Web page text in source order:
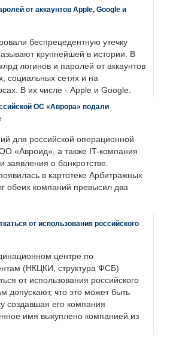
от аккаунтов Apple, Google и
беспрецедентную утечку
крупнейшей в истории. В
логинов и паролей от аккаунтов
социальных сетях и на
В их числе - Apple и Google.
ОС «Аврора» подали
для российской операционной
«Авроид», а также IT-компания
о банкротстве.
в картотеке Арбитражных
обеих компаний превысил два
от использования российского
центре по
(НКЦКИ, структура ФСБ)
от использования российского
допускают, что это может быть
создавшая его компания
имя выкуплено компанией из